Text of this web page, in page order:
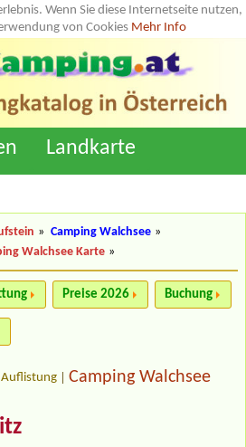
Wenn Sie diese Internetseite nutzen,
von Cookies Mehr Info
Landkarte
» Camping Walchsee »
Walchsee Karte »
Preise 2026 Buchung
Camping Walchsee